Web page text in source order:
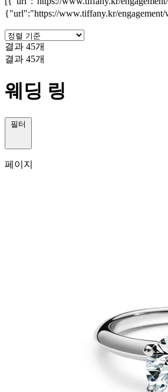
{"url":"https://www.tiffany.kr/
결과 45개
결과 45개
웨딩 링
필터
페이지